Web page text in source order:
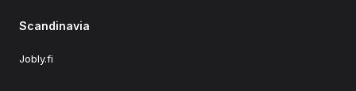
Scandinavia
Jobly.fi